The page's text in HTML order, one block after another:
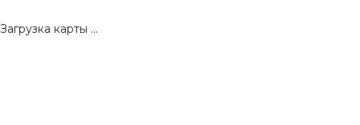
Загрузка карты ...